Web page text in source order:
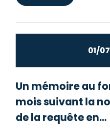
01/
Un mémoire au
mois suivant la
de la requête en...